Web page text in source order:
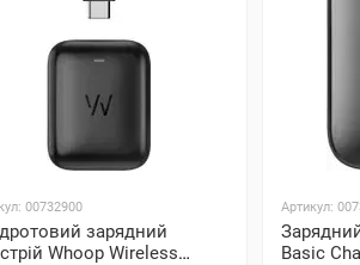
00732900
зарядний
Whoop Wireless
Артикул:
Basic